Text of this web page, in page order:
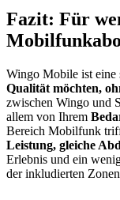
Fazit: Für
Wingo Mobile ist eine
Qualität möchten,
zwischen Wingo und
allem von Ihrem
Bereich Mobilfunk
Leistung, gleiche
Erlebnis und ein
der inkludierten